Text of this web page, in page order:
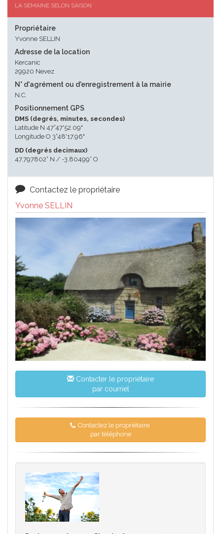
LA SEMAINE SELON SAISON
Propriétaire
Yvonne SELLIN
Adresse de la location
Kercanic
29920 Nevez
N° d'agrément ou d'enregistrement à la mairie
N.C.
Positionnement GPS
DMS (degrés, minutes, secondes)
Latitude N 47°47'52.09"
Longitude O 3°48'17.96"
DD (degrés decimaux)
47.797802° N / -3.80499° O
Contactez le propriétaire
Yvonne SELLIN
Contacter le propriétaire
par courriel
Contactez le propriétaire
par téléphone